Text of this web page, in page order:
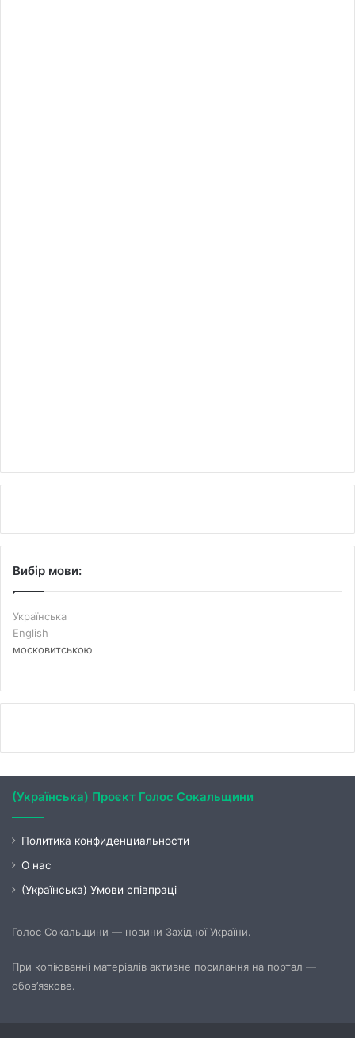
Вибір мови:
Українська
English
московитською
(Українська) Проєкт Голос Сокальщини
Политика конфиденциальности
О нас
(Українська) Умови співпраці
Голос Сокальщини — новини Західної України.
При копіюванні матеріалів активне посилання на портал —
обов’язкове.